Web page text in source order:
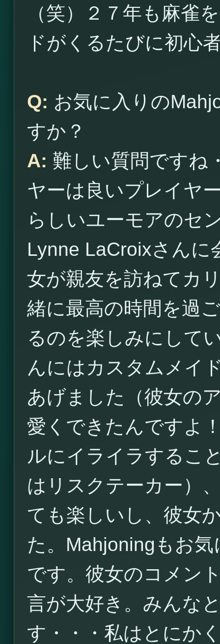
（笑）２７年も麻雀
ドがくるたびに初心
Q: お気に入りの
すか？
A: 難しい質問ですね
ヤーは良いプレイヤ
らしいユーモアのセ
Lynne LaCroixさんに
女が親友を訪ねてカ
緒に最高の時間を過
るのを楽しみにして
んにはカスタムメイ
あげました（彼女の
愛くできたんですよ
ルにイライラするこ
はリスクテーカー）
ても楽しいし、彼女
た。Mahjoningもお
です。彼女のコメン
言が大好き。みんな
す・・・私はとにか